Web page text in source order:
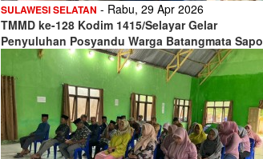
SULAWESI SELATAN - Rabu, 29 Apr 2026
TMMD ke-128 Kodim 1415/Selayar Gelar
Penyuluhan Posyandu Warga Batangmata Sapo